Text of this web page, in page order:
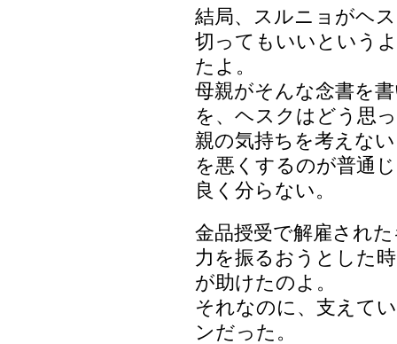
結局、スルニョがヘ
切ってもいいという
たよ。
母親がそんな念書を
を、ヘスクはどう思
親の気持ちを考えな
を悪くするのが普通
良く分らない。
金品授受で解雇され
力を振るおうとした
が助けたのよ。
それなのに、支えて
ンだった。